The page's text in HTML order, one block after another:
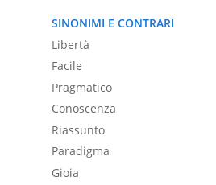
SINONIMI E CONTRARI
Libertà
Facile
Pragmatico
Conoscenza
Riassunto
Paradigma
Gioia